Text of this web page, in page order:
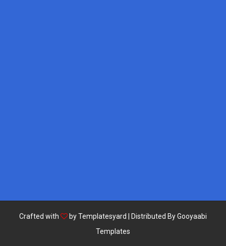
Crafted with byTemplatesyard | Distributed ByGooyaabi
Templates